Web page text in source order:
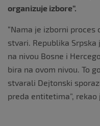
organizuje izbore”.
“Nama je izborni
stvari. Republika
na nivou Bosne i
bira na ovom nivou. To
stvarali Dejtonski
preda entitetima”,